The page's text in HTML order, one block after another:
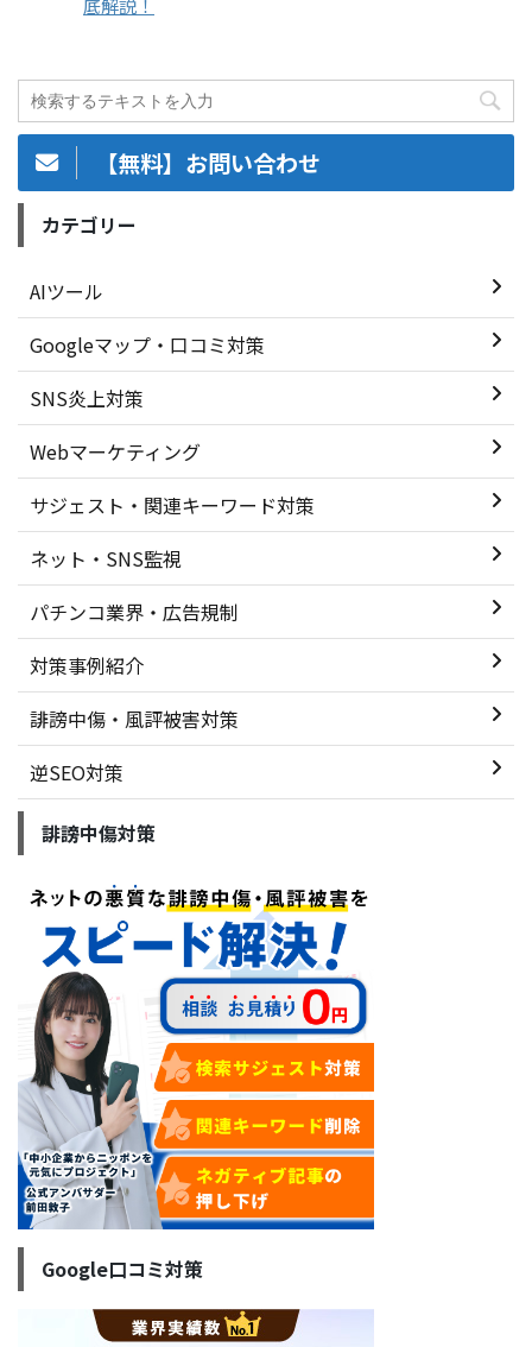
底解説！
【無料】お問い合わせ
カテゴリー
AIツール
Googleマップ・口コミ対策
SNS炎上対策
Webマーケティング
サジェスト・関連キーワード対策
ネット・SNS監視
パチンコ業界・広告規制
対策事例紹介
誹謗中傷・風評被害対策
逆SEO対策
誹謗中傷対策
Google口コミ対策